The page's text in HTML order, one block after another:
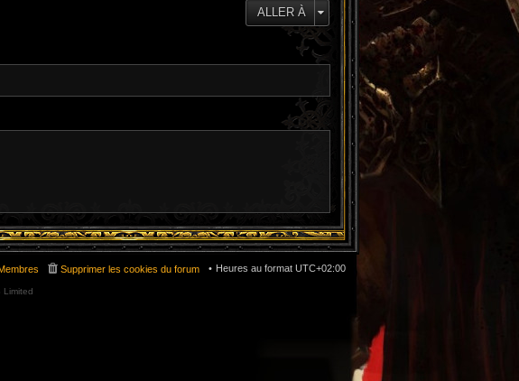
ALLER À
Heures au format UTC+02:00
Supprimer les cookies du forum
Limited